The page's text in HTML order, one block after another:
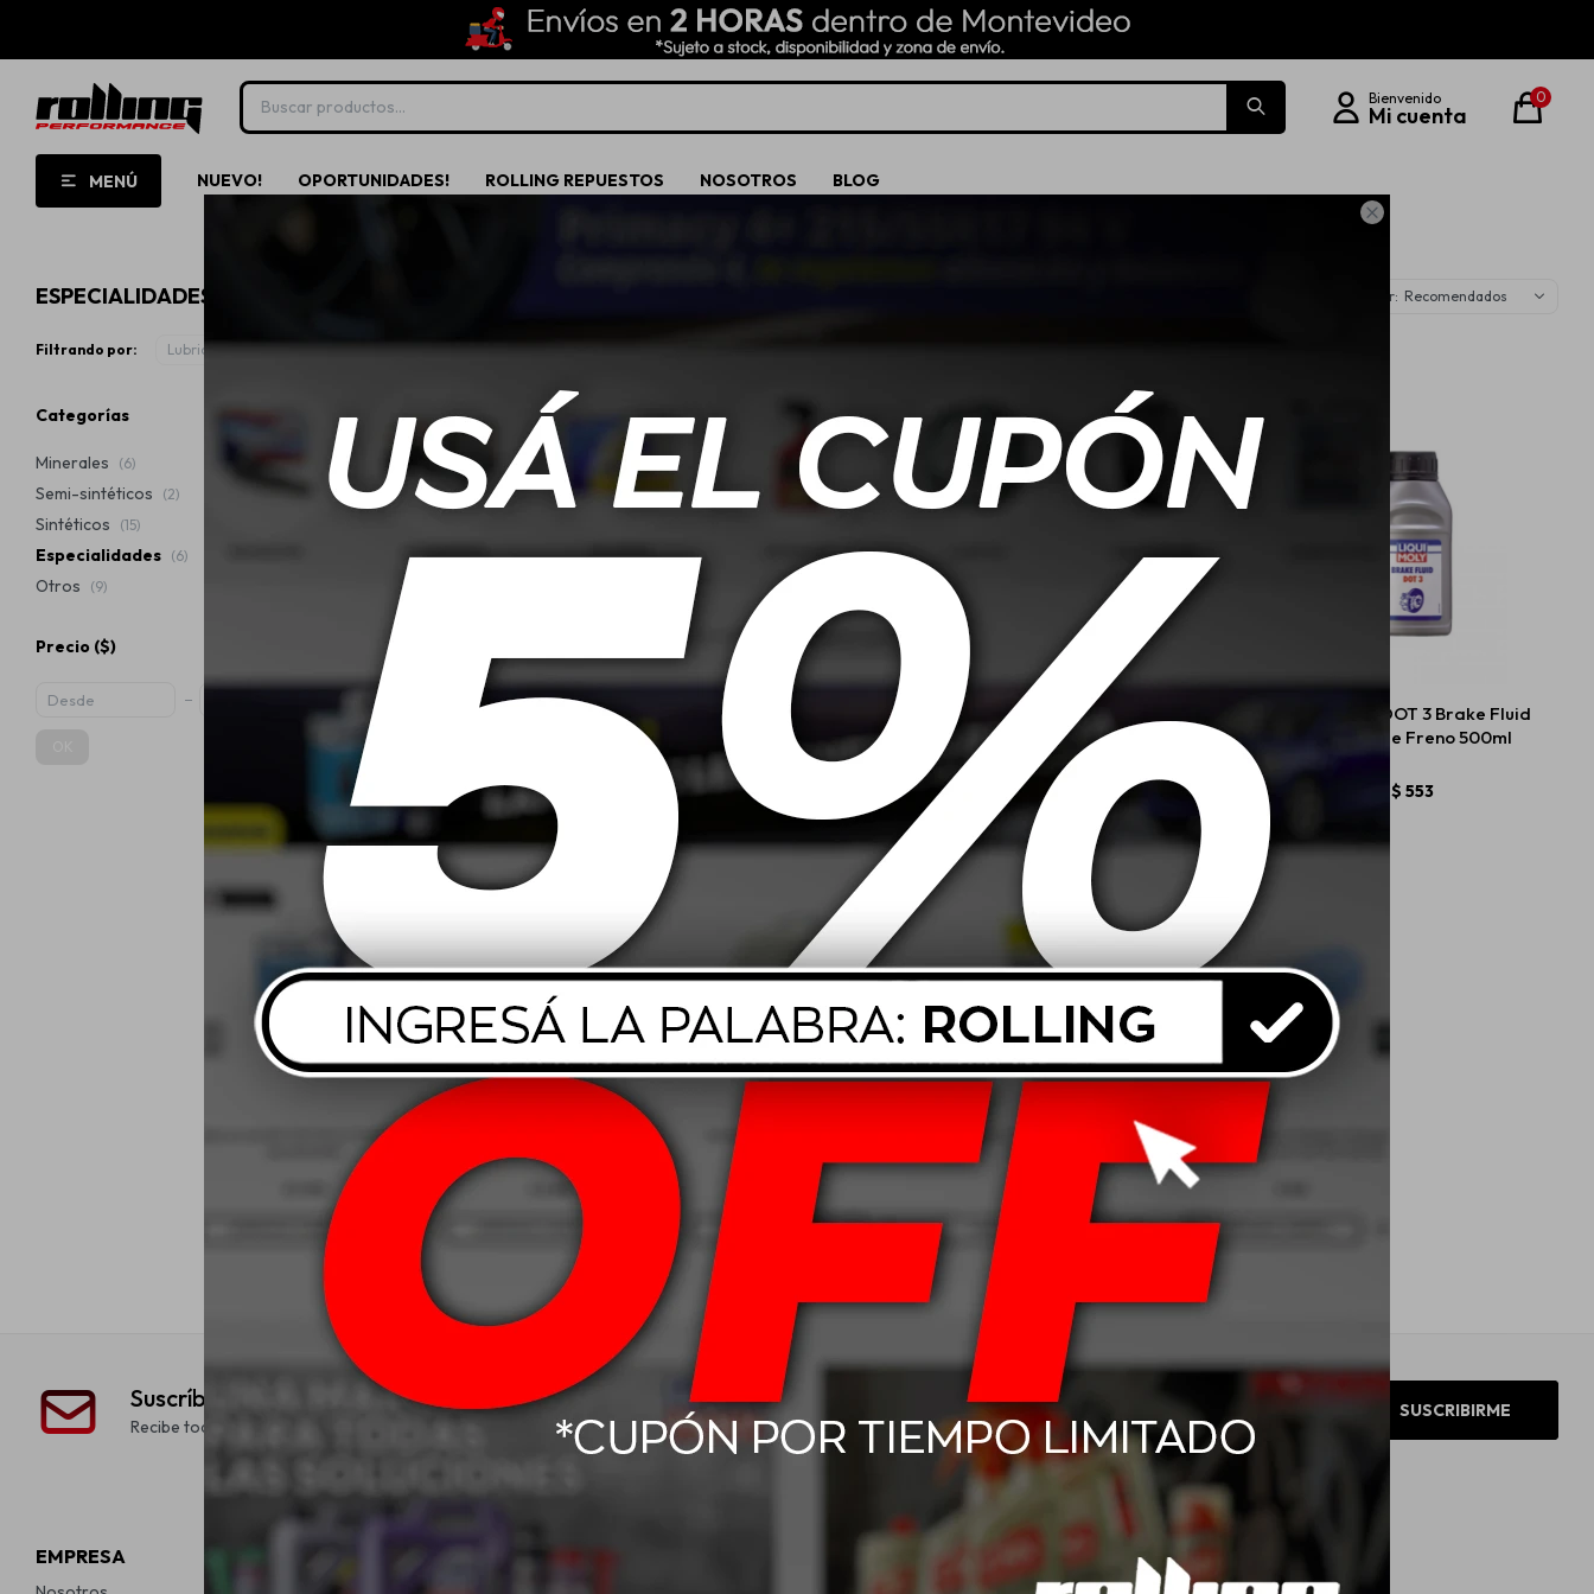

MENÚ NUEVO! OPORTUNIDADES! ROLLING REPUESTOS NOSOTROS BLOG
0
ESPECIALIDADES LIQUI MOLY Recomendados
Filtrando por: Lubricantes Especialidades Quitar filtros
75W90 Liqui Moly Hypoid-
Getriebeol Liquido De Caja
$1.365
Liqui Moly Dot 4 Brake Fluid
Liquido De Freno 500ml
Liqui Moly Detector de Fugas
de Agua Fluorescente 50ml
834
Liqui Moly DOT 3 Brake Fluid
Liquido de Freno 500ml
$ 553
Liqui Moly Batterie-pol-fett:
Protector De Baterías 300ml
Limpiador de Visera 100ml
800
Categorías
Minerales (6)
Semi-sintéticos (2)
Sintéticos (15)
Especialidades (6)
Otros (9)
Precio ($)
Suscríbete a nuestra newsletter
Recibe todas las novedades y ofertas de nuestra tienda.
SUSCRIBIRME
EMPRESA COMPRA